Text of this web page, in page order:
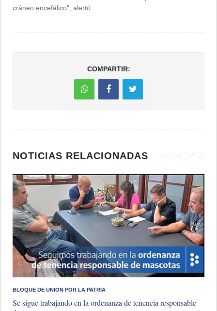
cráneo encefálico”, alertó.
COMPARTIR:
NOTICIAS RELACIONADAS
BLOQUE DE UNION POR LA PATRIA
Se sigue trabajando en la ordenanza de tenencia responsable